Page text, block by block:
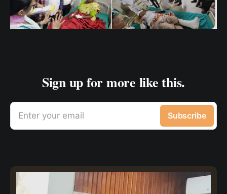
Sign up for more like this.
Enter your email Subscribe